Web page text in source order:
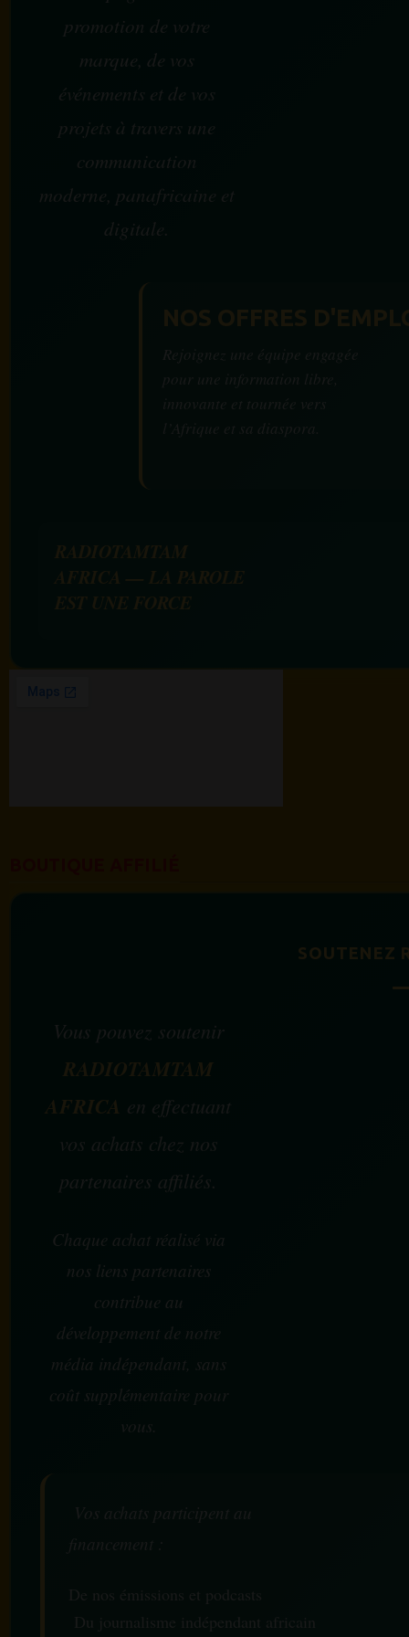
promotion de votre
marque, de vos
événements et de vos
projets à travers une
communication
moderne, panafricaine et
digitale.
SOUTENEZ
Vous pouvez soutenir
RADIOTAMTAM
AFRICA en effectuant
vos achats chez nos
partenaires affiliés.
Chaque achat réalisé via
nos liens partenaires
contribue au
développement de notre
média indépendant, sans
coût supplémentaire pour
vous.